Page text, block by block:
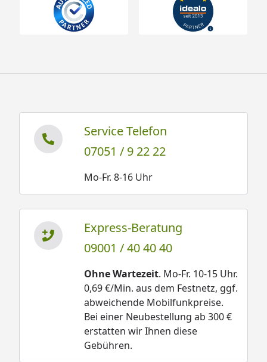
Service Telefon
07051 / 9 22 22
Mo-Fr. 8-16 Uhr
Express-Beratung
09001 / 40 40 40
Ohne Wartezeit. Mo-Fr. 10-15 Uhr.
0,69 €/Min. aus dem Festnetz, ggf.
abweichende Mobilfunkpreise.
Bei einer Neubestellung ab 300 €
erstatten wir Ihnen diese
Gebühren.